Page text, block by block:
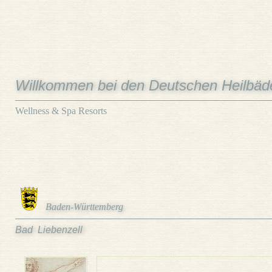
Willkommen bei den Deutschen
Wellness & Spa Resorts
Baden-Württemberg
Bad Liebenzell